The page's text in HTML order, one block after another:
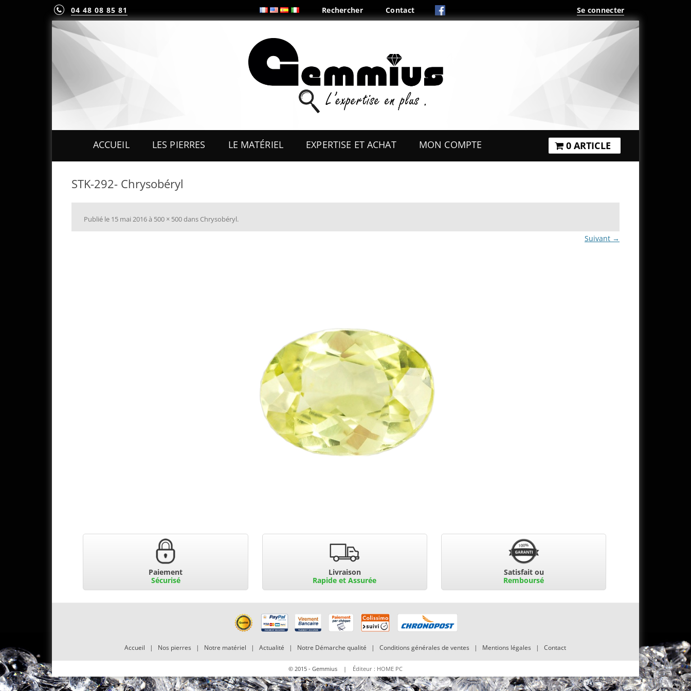
04 48 08 85 81 Rechercher Contact Se connecter
au
contenu
ACCUEIL LES PIERRES
MINÉRAUX & CRISTAUX
LE MATÉRIEL EXPERTISE ET ACHAT MON COMPTE 0 ARTICLE
STK-292- Chrysobéryl
Publié le 15 mai 2016à 500 × 500dans Chrysobéryl.
Suivant →
Paiement
Sécurisé
Livraison
Rapide et Assurée
Satisfait ou
Remboursé
Accueil | Nos pierres | Notre matériel |Actualité | Notre Démarche qualité |Conditions générales de ventes | Mentions légales |Contact
© 2015 - Gemmius | Éditeur : HOME PC